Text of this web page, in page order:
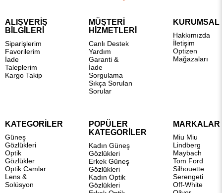
ALIŞVERİŞ
BİLGİLERİ
Siparişlerim
Favorilerim
İade
Taleplerim
Kargo Takip
MÜŞTERİ
HİZMETLERİ
Canlı Destek
Yardım
Garanti &
İade
Sorgulama
Sıkça Sorulan
Sorular
KURUMSAL
Hakkımızda
İletişim
Optizen
Mağazaları
KATEGORİLER
Güneş
Gözlükleri
Optik
Gözlükler
Optik Camlar
Lens &
Solüsyon
POPÜLER
KATEGORİLER
Kadın Güneş
Gözlükleri
Erkek Güneş
Gözlükleri
Kadın Optik
Gözlükleri
MARKALAR
Miu Miu
Lindberg
Maybach
Tom Ford
Silhouette
Serengeti
Off-White